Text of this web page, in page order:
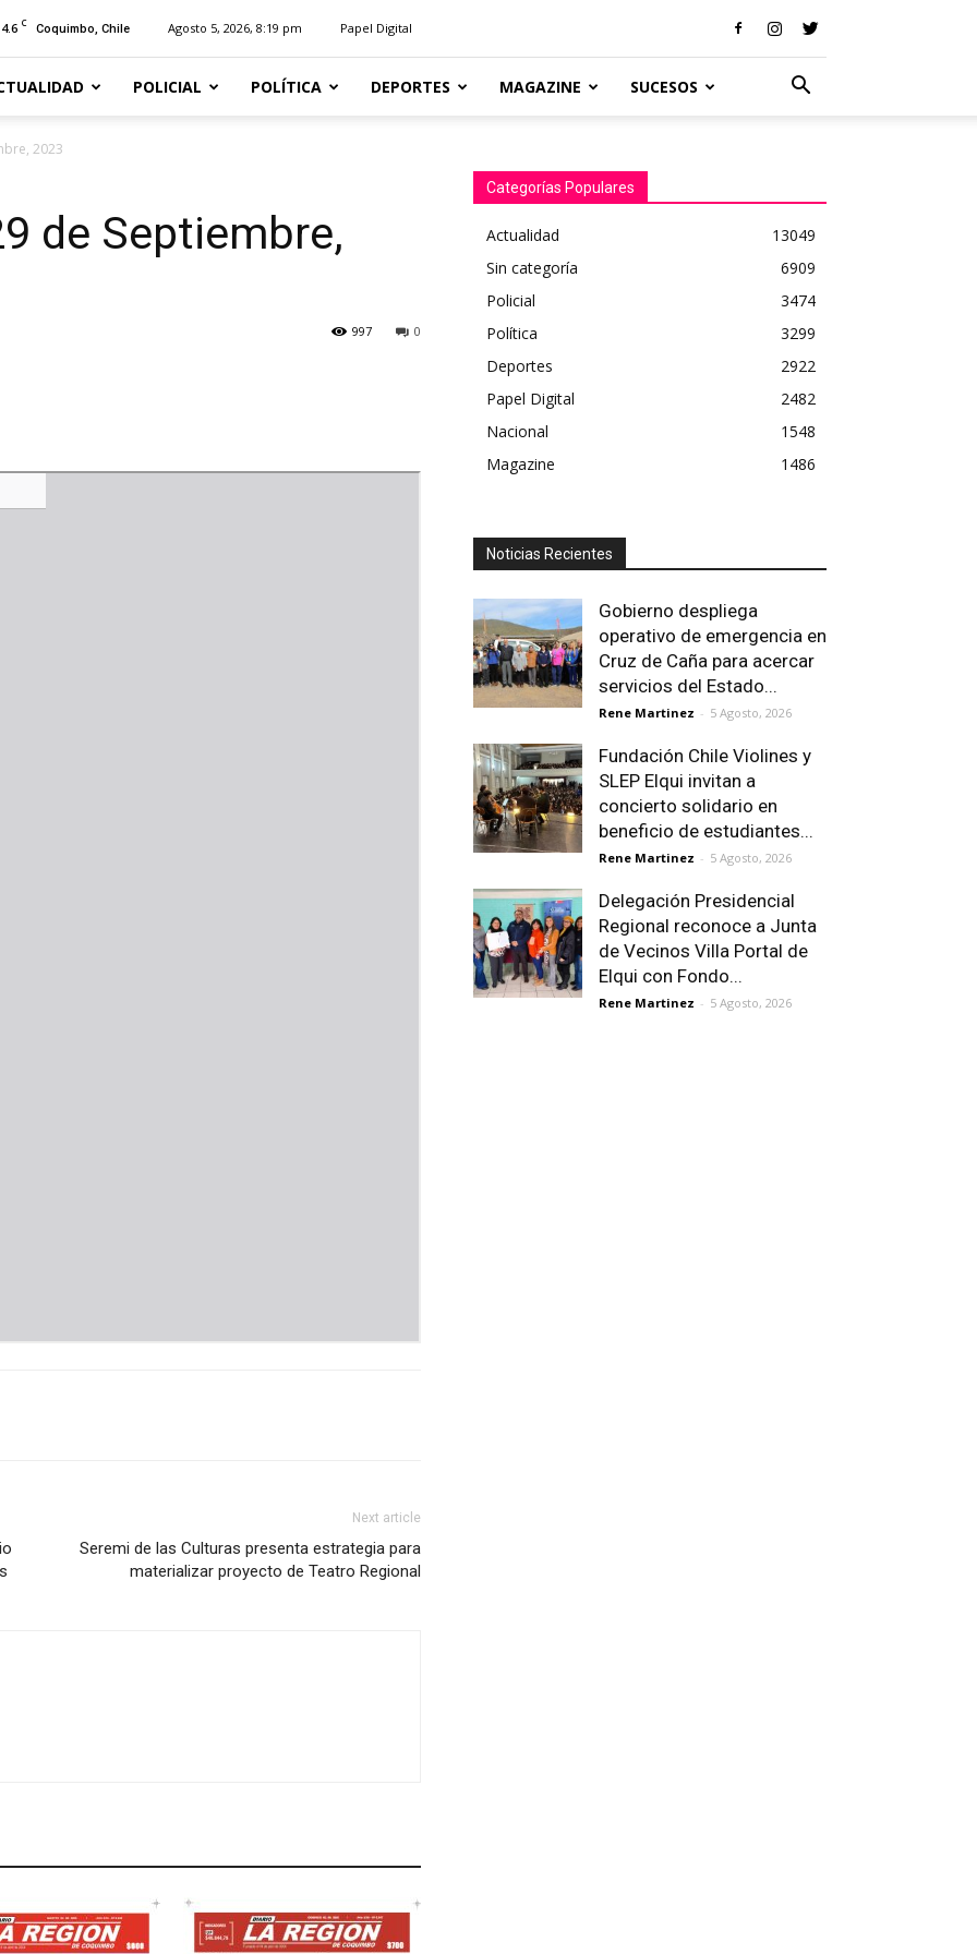
C Coquimbo, Chile Agosto 5, 2026, 8:19 pm Papel Digital
POLICIAL POLÍTICA DEPORTES MAGAZINE SUCESOS
2023
de Septiembre,
0
997
Next article
Seremi de las Culturas presenta estrategia para
materializar proyecto de Teatro Regional
Categorías Populares
Actualidad
13049
Sin categoría
6909
Policial
3474
Política
3299
Deportes
2922
Papel Digital
2482
Nacional
1548
Magazine
1486
Noticias Recientes
Gobierno despliega
operativo de emergencia en
Cruz de Caña para acercar
servicios del Estado...
Rene Martinez - 5 Agosto, 2026
Fundación Chile Violines y
SLEP Elqui invitan a
concierto solidario en
beneficio de estudiantes...
Rene Martinez - 5 Agosto, 2026
Delegación Presidencial
Regional reconoce a Junta
de Vecinos Villa Portal de
Elqui con Fondo...
Rene Martinez - 5 Agosto, 2026